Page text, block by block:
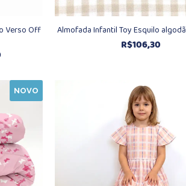
Verso Off
preço:
R$527,40
R$961,70
Almofada Infantil Toy Esquilo
R$106,30
NOVO